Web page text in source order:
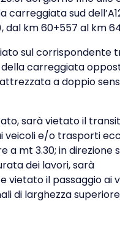
carreggiata sud
dal km 60+557 al km
sul corrispondente
carreggiata
a doppio
sarà vietato il
veicoli e/o trasporti
a mt 3.30; in direzione
dei lavori, sarà
vietato il passaggio ai
di larghezza